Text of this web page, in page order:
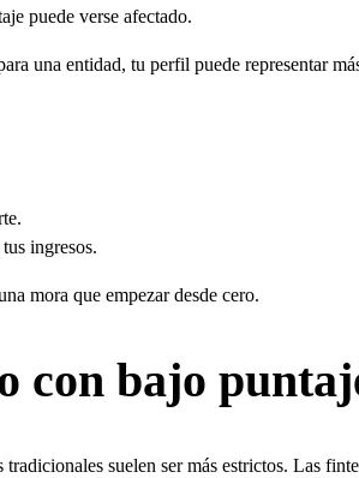
puede verse afectado.
una entidad, tu perfil puede representar
ingresos.
mora que empezar desde cero.
con bajo
suelen ser más estrictos. Las